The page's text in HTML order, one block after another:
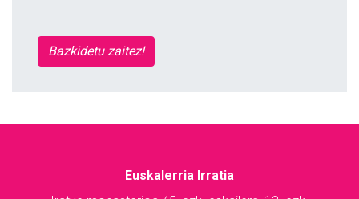
Bazkidetu zaitez!
Euskalerria Irratia